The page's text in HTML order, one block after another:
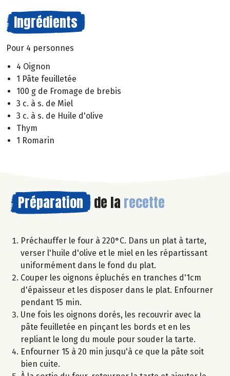
Ingrédients
Pour 4 personnes
4 Oignon
1 Pâte feuilletée
100 g de Fromage de brebis
3 c. à s. de Miel
3 c. à s. de Huile d'olive
Thym
1 Romarin
Préparation de la recette
Préchauffer le four à 220°C. Dans un plat à tarte,
verser l'huile d'olive et le miel en les répartissant
uniformément dans le fond du plat.
Couper les oignons épluchés en tranches d'1cm
d'épaisseur et les disposer dans le plat. Enfourner
pendant 15 min.
Une fois les oignons dorés, les recouvrir avec la
pâte feuilletée en pinçant les bords et en les
repliant le long du moule pour souder la tarte.
Enfourner 15 à 20 min jusqu'à ce que la pâte soit
bien cuite.